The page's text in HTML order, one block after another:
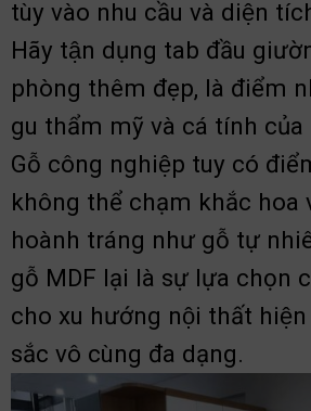
tùy vào nhu cầu và diện
Hãy tận dụng tab đầu
phòng thêm đẹp, là điểm
gu thẩm mỹ và cá tính của
Gỗ công nghiệp tuy có
không thể chạm khắc hoa
hoành tráng như gỗ tự
gỗ MDF lại là sự lựa chọn
cho xu hướng nội thất
sắc vô cùng đa dạng.